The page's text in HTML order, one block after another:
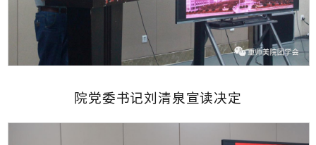
院党委书记刘清泉宣读决定